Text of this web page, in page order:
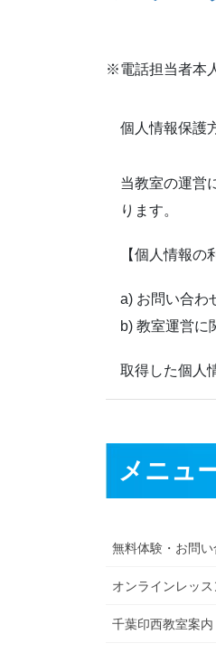
※電話担当者本
個人情報保護
当教室の運営
ります。
【個人情報の
a) お問い合わ
b) 教室運営に
取得した個人
メニュ
無料体験・お問
オンラインレッス
千葉印西教室案内